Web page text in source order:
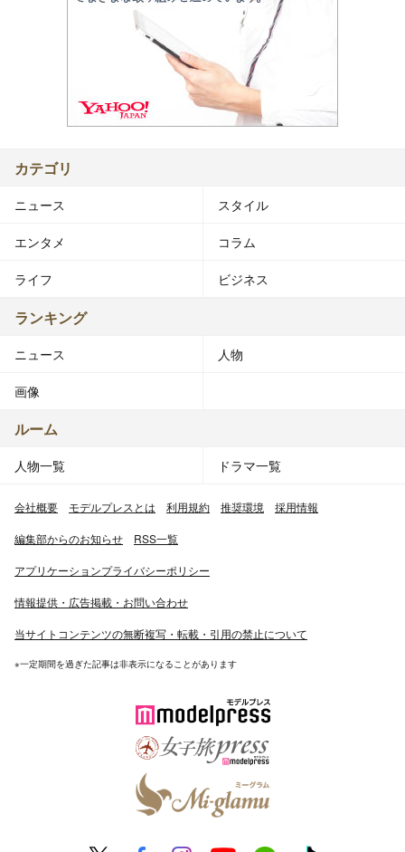
カテゴリ
ニュース スタイル
エンタメ コラム
ライフ ビジネス
ランキング
ニュース 人物
画像
ルーム
人物一覧 ドラマ一覧
会社概要 モデルプレスとは 利用規約 推奨環境 採用情報
編集部からのお知らせ RSS一覧
アプリケーションプライバシーポリシー
情報提供・広告掲載・お問い合わせ
当サイトコンテンツの無断複写・転載・引用の禁止について
※一定期間を過ぎた記事は非表示になることがあります